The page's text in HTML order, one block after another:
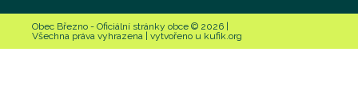
Obec Březno - Oficiální stránky obce © 2026 |
Všechna práva vyhrazena | vytvořeno u kufik.org